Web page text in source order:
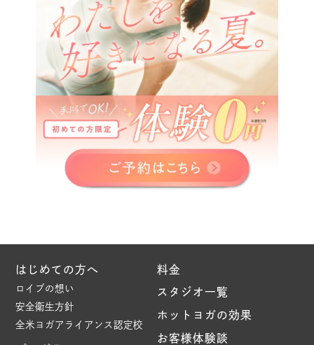
はじめての方へ
ロイブの想い
安全衛生方針
全米ヨガアライアンス認定校
料金
スタジオ一覧
ホットヨガの効果
お客様体験談